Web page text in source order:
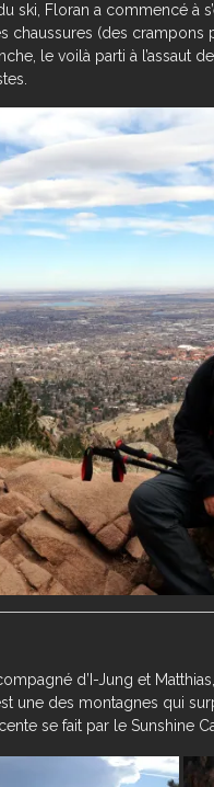
ski, Floran a commencé à
chaussures (des
le voilà parti à l’assaut
d’I-Jung et
une des montagnes qui
se fait par le Sunshine